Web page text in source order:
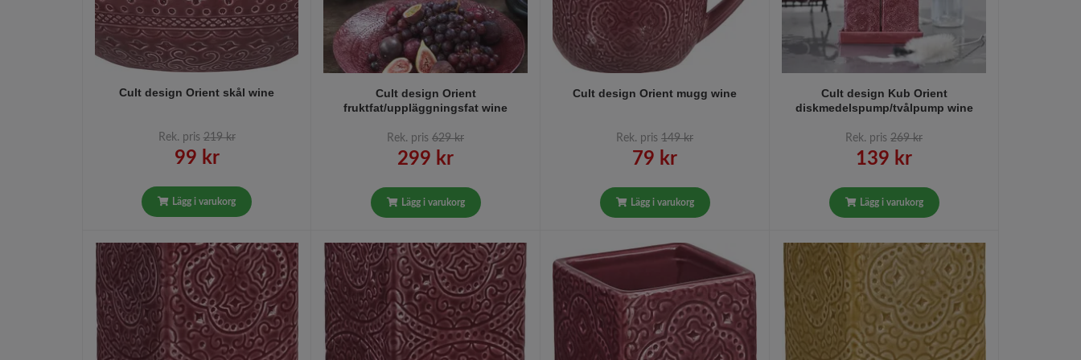
Cult design Orient skål wine
Rek. pris 219 kr
99 kr
Lägg i varukorg
Cult design Orient
fruktfat/uppläggningsfat wine
Rek. pris 629 kr
299 kr
Lägg i varukorg
Cult design Orient mugg wine
Rek. pris 149 kr
79 kr
Lägg i varukorg
Cult design Kub Orient
diskmedelspump/tvålpump wine
Rek. pris 269 kr
139 kr
Lägg i varukorg